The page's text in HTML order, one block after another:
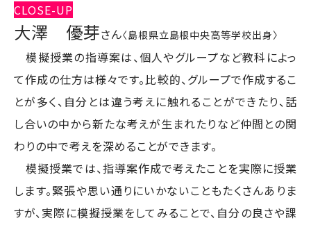
CLOSE-UP
大澤 優芽さん〈島根県立島根中央高等学校出身〉
模擬授業の指導案は、個人やグループなど教科によっ
て作成の仕方は様々です。比較的、グループで作成するこ
とが多く、自分とは違う考えに触れることができたり、話
し合いの中から新たな考えが生まれたりなど仲間との関
わりの中で考えを深めることができます。
模擬授業では、指導案作成で考えたことを実際に授業
します。緊張や思い通りにいかないこともたくさんありま
すが、実際に模擬授業をしてみることで、自分の良さや課